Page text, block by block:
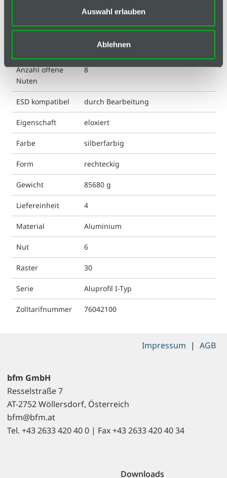
Auswahl erlauben
Ablehnen
Anzahl
0
Anzahl offene
Nuten
8
ESD kompatibel durch Bearbeitung
Eigenschaft eloxiert
Farbe silberfarbig
Form rechteckig
Gewicht 85680 g
Liefereinheit 4
Material Aluminium
Nut 6
Raster 30
Serie Aluprofil I-Typ
Zolltarifnummer 76042100
bfm GmbH
Resselstraße 7
AT-2752 Wöllersdorf, Österreich
bfm@bfm.at
Tel. +43 2633 420 40 0 | Fax +43 2633 420 40 34
Downloads
Impressum | AGB